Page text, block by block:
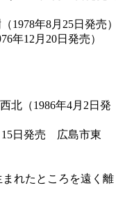
1978年8月25日発売）
年12月20日発売）
北（1986年4月2日発
15日発売 広島市東
れたところを遠く離